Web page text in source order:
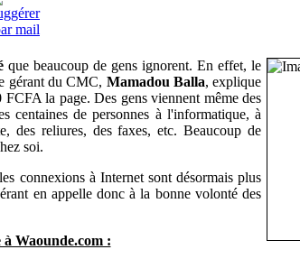
que beaucoup de gens ignorent. En effet, le
gérant du CMC, Mamadou Balla, explique
la page. Des gens viennent même des
centaines de personnes à l'informatique, à
des reliures, des faxes, etc. Beaucoup de
soi.
connexions à Internet sont désormais plus
en appelle donc à la bonne volonté des
Waounde.com :